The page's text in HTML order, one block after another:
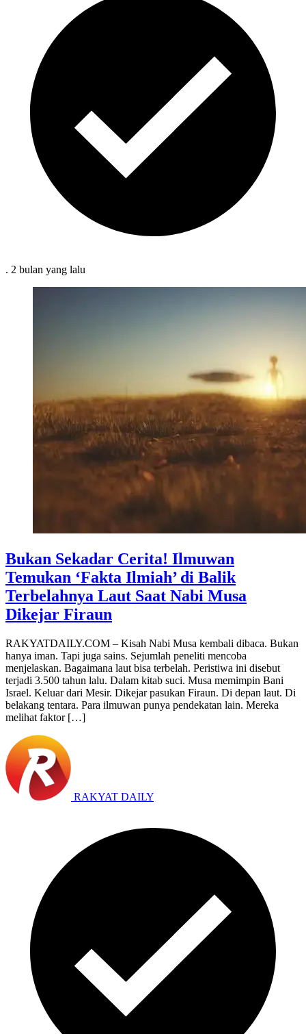
. 2 bulan yang lalu
Bukan Sekadar Cerita! Ilmuwan
Temukan ‘Fakta Ilmiah’ di Balik
Terbelahnya Laut Saat Nabi Musa
Dikejar Firaun
RAKYATDAILY.COM – Kisah Nabi Musa kembali dibaca. Bukan
hanya iman. Tapi juga sains. Sejumlah peneliti mencoba
menjelaskan. Bagaimana laut bisa terbelah. Peristiwa ini disebut
terjadi 3.500 tahun lalu. Dalam kitab suci. Musa memimpin Bani
Israel. Keluar dari Mesir. Dikejar pasukan Firaun. Di depan laut. Di
belakang tentara. Para ilmuwan punya pendekatan lain. Mereka
melihat faktor […]
RAKYAT DAILY